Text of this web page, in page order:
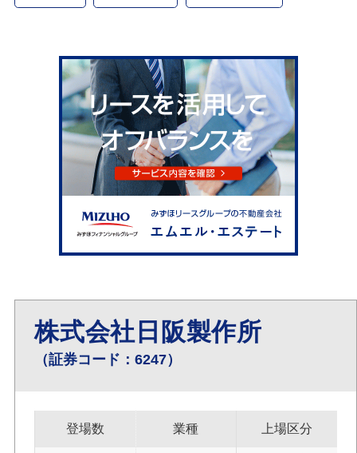
株式会社日阪製作所
（証券コード：6247）
登場数 業種 上場区分